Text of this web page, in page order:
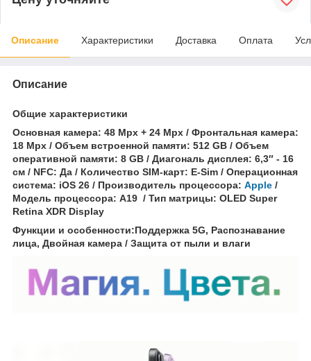
Описание Характеристики Доставка Оплата
Описание
Общие характеристики
Основная камера: 48 Mpx + 24 Mpx / Фронтальная камера:
18 Mpx / Объем встроенной памяти: 512 GB / Объем
оперативной памяти: 8 GB / Диагональ дисплея: 6,3″ - 16
см / NFC: Да / Количество SIM-карт: E-Sim / Операционная
система: iOS 26 / Производитель процессора: Apple /
Модель процессора: A19 / Тип матрицы: OLED Super
Retina XDR Display
Функции и особенности:Поддержка 5G, Распознавание
лица, Двойная камера / Защита от пыли и влаги